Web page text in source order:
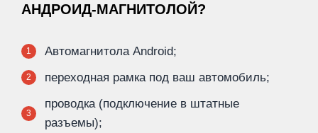
АНДРОИД-МАГНИТОЛОЙ?
1 Автомагнитола Android;
2 переходная рамка под ваш автомобиль;
3
проводка (подключение в штатные
разъемы);